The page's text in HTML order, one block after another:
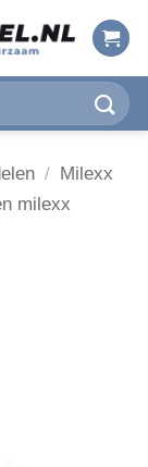
/ Milexx
milexx